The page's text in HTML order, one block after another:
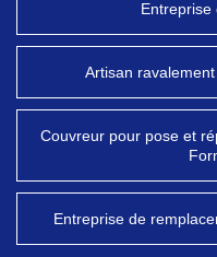
Entreprise
Artisan
Couvreur pour pose et
Entreprise de